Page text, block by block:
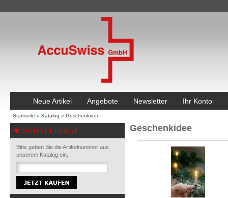
Neue Artikel Angebote Newsletter Ihr Konto
Startseite » Katalog » Geschenkidee
SCHNELLKAUF
Bitte geben Sie die Artikelnummer aus
unserem Katalog ein.
Geschenkidee